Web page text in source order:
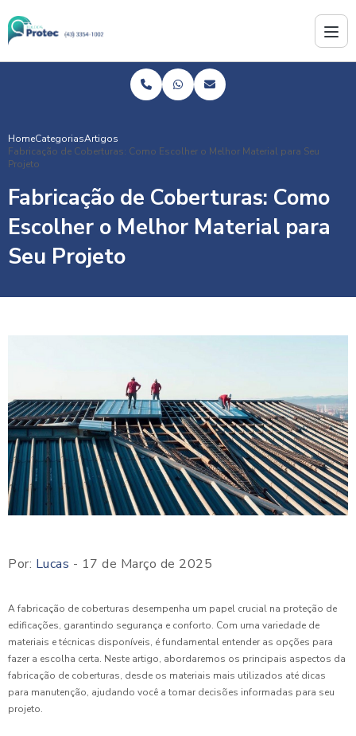
HomeCategoriasArtigos
Fabricação de Coberturas: Como Escolher o Melhor Material para Seu
Projeto
Fabricação de Coberturas: Como
Escolher o Melhor Material para
Seu Projeto
Por: Lucas - 17 de Março de 2025
A fabricação de coberturas desempenha um papel crucial na proteção de
edificações, garantindo segurança e conforto. Com uma variedade de
materiais e técnicas disponíveis, é fundamental entender as opções para
fazer a escolha certa. Neste artigo, abordaremos os principais aspectos da
fabricação de coberturas, desde os materiais mais utilizados até dicas
para manutenção, ajudando você a tomar decisões informadas para seu
projeto.